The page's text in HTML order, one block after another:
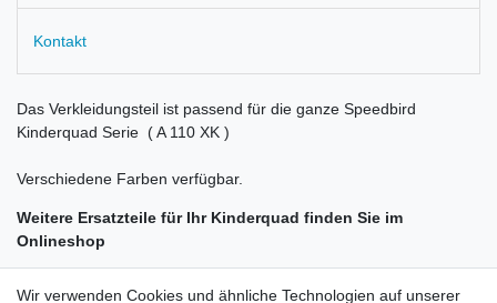
Kontakt
Das Verkleidungsteil ist passend für die ganze Speedbird
Kinderquad Serie ( A 110 XK )
Verschiedene Farben verfügbar.
Weitere Ersatzteile für Ihr Kinderquad finden Sie im
Onlineshop
Wir verwenden Cookies und ähnliche Technologien auf unserer